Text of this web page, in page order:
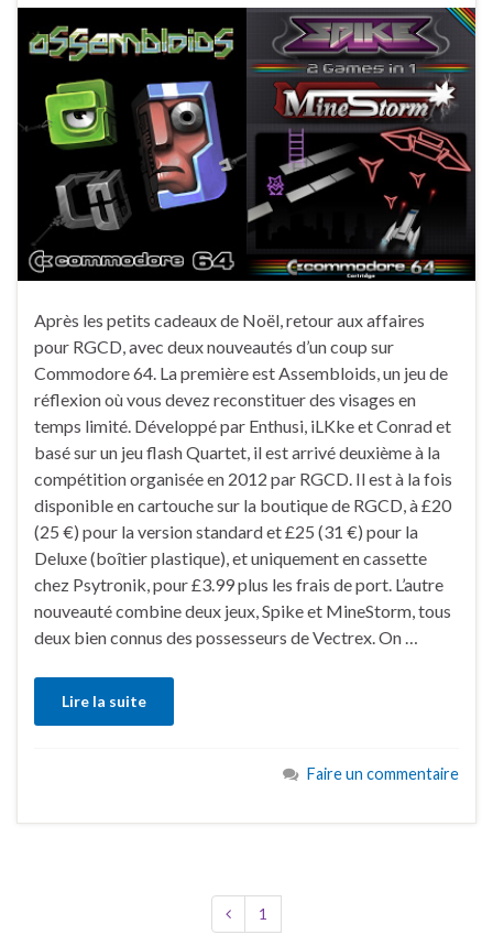
Après les petits cadeaux de Noël, retour aux affaires
pour RGCD, avec deux nouveautés d’un coup sur
Commodore 64. La première est Assembloids, un jeu de
réflexion où vous devez reconstituer des visages en
temps limité. Développé par Enthusi, iLKke et Conrad et
basé sur un jeu flash Quartet, il est arrivé deuxième à la
compétition organisée en 2012 par RGCD. Il est à la fois
disponible en cartouche sur la boutique de RGCD, à £20
(25 €) pour la version standard et £25 (31 €) pour la
Deluxe (boîtier plastique), et uniquement en cassette
chez Psytronik, pour £3.99 plus les frais de port. L’autre
nouveauté combine deux jeux, Spike et MineStorm, tous
deux bien connus des possesseurs de Vectrex. On …
Lire la suite
Faire un commentaire
1